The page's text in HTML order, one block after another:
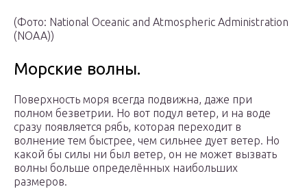
(Фото: National Oceanic and Atmospheric Administration
(NOAA))
Морские волны.
Поверхность моря всегда подвижна, даже при
полном безветрии. Но вот подул ветер, и на воде
сразу появляется рябь, которая переходит в
волнение тем быстрее, чем сильнее дует ветер. Но
какой бы силы ни был ветер, он не может вызвать
волны больше определённых наибольших
размеров.